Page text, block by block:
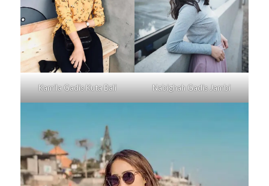
Kamila GadisKuta Bali Nabighah GadisJambi